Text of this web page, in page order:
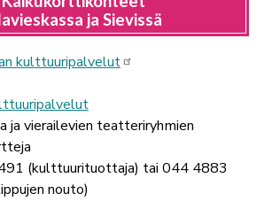
ja Sievissä
kulttuuripalvelut
ja vierailevien teatteriryhmien
(kulttuurituottaja) tai 044 4883
nouto)